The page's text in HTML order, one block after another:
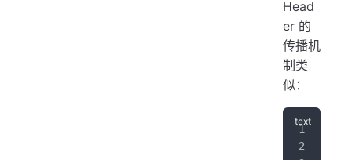
Head
er 的
传播机
制类
似：